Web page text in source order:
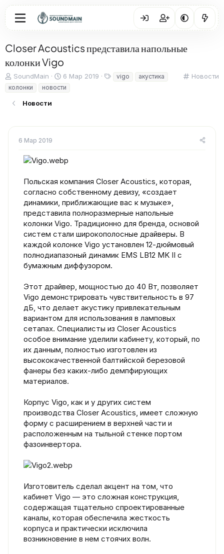
Closer Acoustics представила напольные
колонки Vigo
К
Новости
А
в
т
о
SoundMain
Д
а
т
6 Мар 2019
Тvigo
акустика
колонки
новости
Новости
6 Мар 2019
Польская компания Closer Acoustics, которая,
согласно собственному девизу, «создает
динамики, приближающие вас к музыке»,
представила полноразмерные напольные
колонки Vigo. Традиционно для бренда, основой
систем стали широкополосные драйверы. В
каждой колонке Vigo установлен 12-дюймовый
полнодиапазоный динамик EMS LB12 MK II с
бумажным диффузором.
Этот драйвер, мощностью до 40 Вт, позволяет
Vigo демонстрировать чувствительность в 97
дБ, что делает акустику привлекательным
вариантом для использования в ламповых
сетапах. Специалисты из Closer Acoustics
особое внимание уделили кабинету, который, по
их данным, полностью изготовлен из
высококачественной балтийской березовой
фанеры без каких-либо демпфирующих
материалов.
Корпус Vigo, как и у других систем
производства Closer Acoustics, имеет сложную
форму с расширением в верхней части и
расположенным на тыльной стенке портом
фазоинвертора.
Изготовитель сделал акцент на том, что
кабинет Vigo — это сложная конструкция,
содержащая тщательно спроектированные
каналы, которая обеспечила жесткость
корпуса и практически исключила
возникновение в нем стоячих волн.